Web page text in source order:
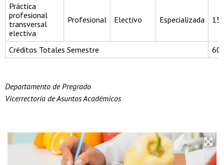
Práctica
profesional
transversal
electiva
Profesional Electivo Especializada 15
Créditos Totales Semestre 60
Departamento de Pregrado
Vicerrectoría de Asuntos Académicos